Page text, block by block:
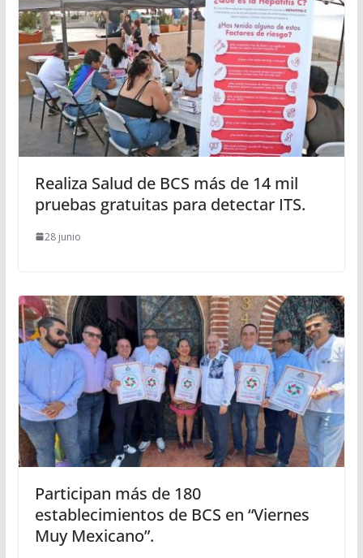
Realiza Salud de BCS más de 14 mil
pruebas gratuitas para detectar ITS.
28 junio
Participan más de 180
establecimientos de BCS en “Viernes
Muy Mexicano”.